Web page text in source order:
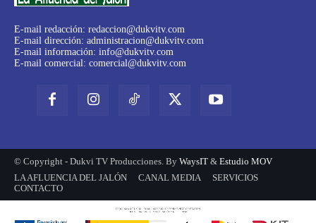
E-mail redacción: redaccion@dukvitv.com
E-mail dirección: administracion@dukvitv.com
E-mail información: info@dukvitv.com
E-mail comercial: comercial@dukvitv.com
© Copyright - Dukvi TV Producciones. By WaysIT & Estudio MOV
LA AFLUENCIA DEL JALÓN
CANAL MEDIA
SERVICIOS
CONTACTO